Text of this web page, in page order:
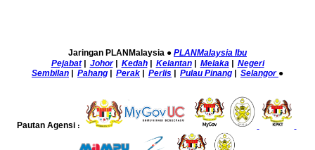
Jaringan PLANMalaysia ● PLANMalaysia Ibu
Pejabat| Johor| Kedah| Kelantan| Melaka | Negeri
Sembilan | Pahang | Perak | Perlis | Pulau Pinang | Selangor ●
Pautan Agensi: